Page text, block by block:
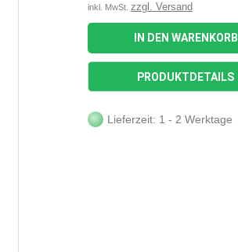
inkl. MwSt. zzgl. Versand
IN DEN WARENKORB
PRODUKTDETAILS
Lieferzeit: 1 - 2 Werktage